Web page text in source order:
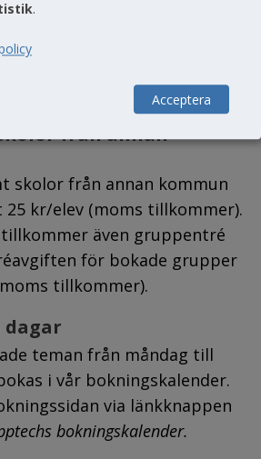
kostnader
ska komma ut till er egen
på 250 kronor.
från annan
skolor från annan kommun
kr/elev (moms tillkommer).
även gruppentré
för bokade grupper
tillkommer).
dagar
teman från måndag till
i vår bokningskalender.
via länkknappen
bokningskalender.
.
Acceptera